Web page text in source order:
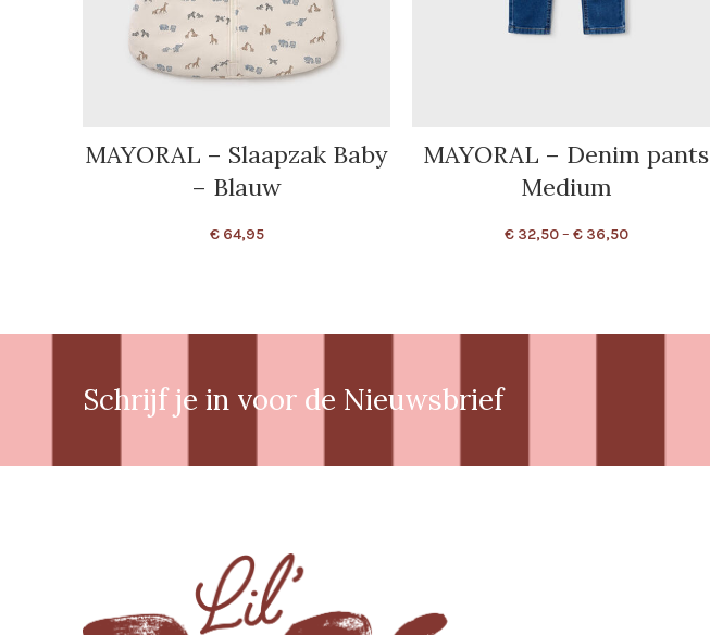
MAYORAL – Slaapzak Baby
– Blauw
€64,95
MAYORAL – Denim pants
Medium
€32,50– €36,50
Schrijf je in voor de Nieuwsbrief